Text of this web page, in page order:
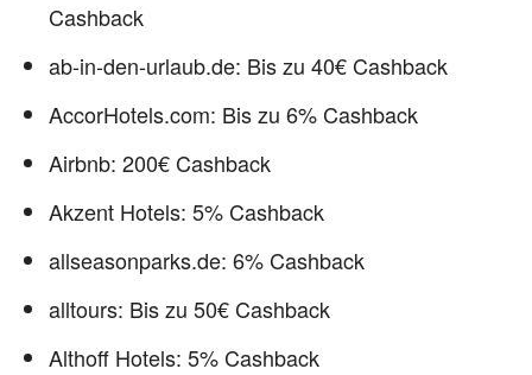
Cashback
ab-in-den-urlaub.de: Bis zu 40€ Cashback
AccorHotels.com: Bis zu 6% Cashback
Airbnb: 200€ Cashback
Akzent Hotels: 5% Cashback
allseasonparks.de: 6% Cashback
alltours: Bis zu 50€ Cashback
Althoff Hotels: 5% Cashback